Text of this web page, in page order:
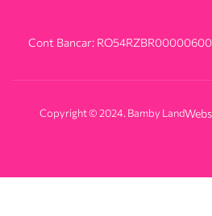
Cont Bancar:
Copyright © 2024. Bamby Land